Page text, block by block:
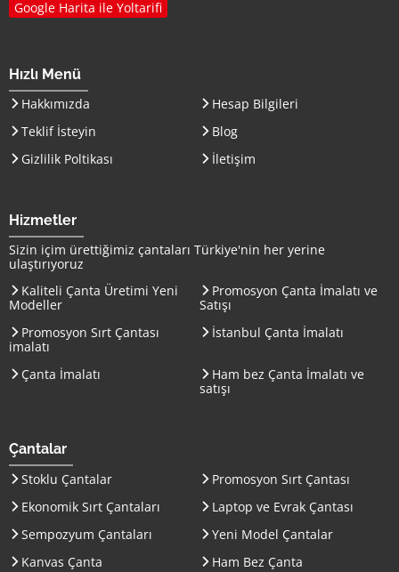
Google Harita ile Yoltarifi
Hızlı Menü
Hakkımızda
Hesap Bilgileri
Teklif İsteyin
Blog
Gizlilik Poltikası
İletişim
Hizmetler
Sizin içim ürettiğimiz çantaları Türkiye'nin her yerine
ulaştırıyoruz
Kaliteli Çanta Üretimi Yeni
Modeller
Promosyon Çanta İmalatı ve
Satışı
Promosyon Sırt Çantası
imalatı
İstanbul Çanta İmalatı
Çanta İmalatı
Ham bez Çanta İmalatı ve
satışı
Çantalar
Stoklu Çantalar
Promosyon Sırt Çantası
Ekonomik Sırt Çantaları
Laptop ve Evrak Çantası
Sempozyum Çantaları
Yeni Model Çantalar
Kanvas Çanta
Ham Bez Çanta